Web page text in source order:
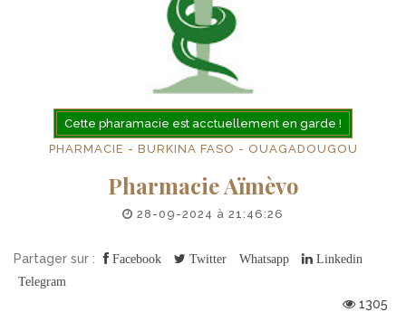
Cette pharamacie est acctuellement en garde !
PHARMACIE - BURKINA FASO - OUAGADOUGOU
Pharmacie Aïmèvo
28-09-2024 à 21:46:26
Partager sur : Facebook Twitter Whatsapp
Linkedin
Telegram
1305